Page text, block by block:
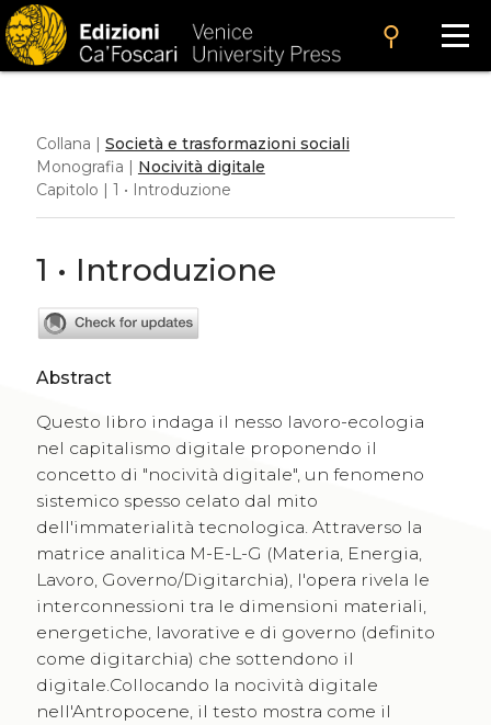
search
Collana | Società e trasformazioni sociali
Monografia | Nocività digitale
Capitolo | 1 • Introduzione
1 • Introduzione
Abstract
Questo libro indaga il nesso lavoro-ecologia
nel capitalismo digitale proponendo il
concetto di "nocività digitale", un fenomeno
sistemico spesso celato dal mito
dell'immaterialità tecnologica. Attraverso la
matrice analitica M-E-L-G (Materia, Energia,
Lavoro, Governo/Digitarchia), l'opera rivela le
interconnessioni tra le dimensioni materiali,
energetiche, lavorative e di governo (definito
come digitarchia) che sottendono il
digitale.Collocando la nocività digitale
nell'Antropocene, il testo mostra come il